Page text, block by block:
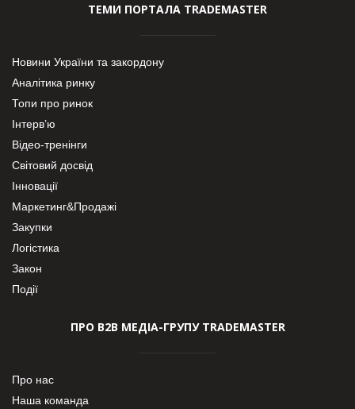
ТЕМИ ПОРТАЛА TRADEMASTER
Новини України та закордону
Аналітика ринку
Топи про ринок
Інтерв’ю
Відео-тренінги
Світовий досвід
Інновації
Маркетинг&Продажі
Закупки
Логістика
Закон
Події
ПРО В2В МЕДІА-ГРУПУ TRADEMASTER
Про нас
Наша команда